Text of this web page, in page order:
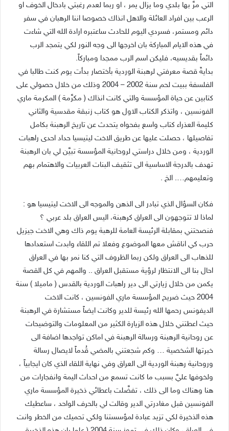
التي مرَّ بها بلدي وما يزال يمر ، او ربما لعدم رغبتي بادخال الخوف او
الرعب بين افراد العائلة والاهل انذاك خصوصا اننا الرهبان في سفر
دائم ومستمر، فسردي اليوم للحادث ساعتبره ارادة الله التي شاءت
في هذه الايام المباركة بان اخرجها الى وجه النور لكي يتمجد الرب
دائماً بقديسيه، فليكن اسم الرب ممجدا ومباركاً.
بدايةً قصة معرفتي لرهبنة الوردية بأختصار بدأت يوم كنت طالبا في
الفلسفة ببيت لحم سنة 2002 – 2004 وذلك من خلال حصولي على
كتابين عن حياة المؤسسة والتي كانت انذاك ( مكرَّمة ) المكرمة ماري
الفونسين ، واتذكر الكتاب الاول هو كتاب زنبقة مقدسية والثاني
كليمة العذراء كتاب واسع بفحواه يتحدث عن تاريخ الرهبنة بكامل
تفاصيلها ، حصلت عليها عن طريق الاخت ليتيسيا حداد احدى راهبات
الوردية ، ومن خلال دراستي لروحانية المؤسسة تبيَّن لي بان الرهبنة
تهدف بالدرجة الاساسية الى تثقيف البنات العربيات والاهتمام بهم
وتعليمهم…. الخ .
فكان السؤال الذي تبادر الى الذهن والموجه الى الاخت ليتيسيا هو :
لماذا لا تتوجهون الى العراق كرهبنة، اليس العراق بلد عربي ؟
فنصحتني بمقابلة الرئيسة العامة للرهبة يوم ذاك وهي الاخت جيزيل
حرب كي اناقش معها الموضوع وفعلا تم اللقاء وابدت استعدادها
للذهاب الى العراق ولكن ربما الظروف التي كنا نمر بها في العراق
احال بنا الى الانتظار لرؤية مستقبل العراق .. والمهم في كل القصة
يكمن من خلال زيارتي الى دير راهبات الوردية بالقدس ( ماميلا ) سنة
2004 حيث ضريح المؤسسة ماري الفونسين ، كانت الاخت
الديفونس رحمها الله رئيسة للدير وكانت ايضاً مستشارة في الرهبنة
حيث اعطتني خلال هذه الزيارة الكثير من المعلومات والتوضيحات
عن روحانية الرهبنة ورسالة الرهبنة في اماكن تواجدها اضافة الى
خبرتها الشخصية … وكم شجعتني بالمضي قُدماً لايصال رسالة
وروحانية رهبنة الوردية الى العراق وفي نهاية اللقاء الذي كان ايجابياً ،
ولخوفها عليَّ بسبب ما كانت تسمع من احداث اليمة وانفجارات من
هنا وهناك وما الى ذلك ، تفضَّلت باعطائي ذخيرة المؤسسة ماري
الفونسين قبل مغادرتي الدير وقالت لي بالحرف الواحد ، ساعطيك
هذه الذخيرة لكي تزيد عبادة لمؤسستنا ولكي تحميك من الخطر وانت